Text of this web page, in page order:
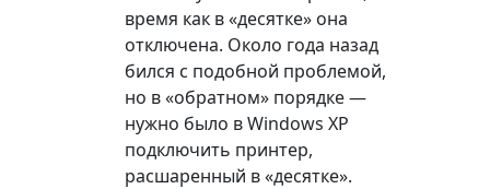
время как в «десятке» она
отключена. Около года назад
бился с подобной проблемой,
но в «обратном» порядке —
нужно было в Windows XP
подключить принтер,
расшаренный в «десятке».